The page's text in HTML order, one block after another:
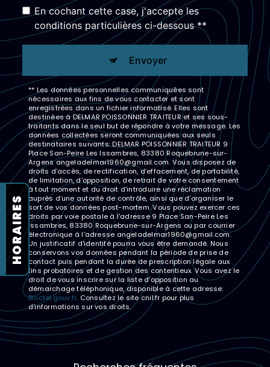
HORAIRES
En cochant cette case, j'accepte les
conditions particulières ci-dessous **
Envoyer
** Les données personnelles communiquées sont
nécessaires aux fins de vous contacter et sont
enregistrées dans un fichier informatisé. Elles sont
destinées à DELMAR POISSONNIER TRAITEUR et ses sous-
traitants dans le seul but de répondre à votre message. Les
données collectées seront communiquées aux seuls
destinataires suivants: DELMAR POISSONNIER TRAITEUR 9
Place San-Peïre Les Issambres, 83380 Roquebrune-sur-
Argens angeladelmar1960@gmail.com. Vous disposez de
droits d’accès, de rectification, d’effacement, de portabilité,
de limitation, d’opposition, de retrait de votre consentement
à tout moment et du droit d’introduire une réclamation
auprès d’une autorité de contrôle, ainsi que d’organiser le
sort de vos données post-mortem. Vous pouvez exercer ces
droits par voie postale à l'adresse 9 Place San-Peïre Les
Issambres, 83380 Roquebrune-sur-Argens ou par courrier
électronique à l'adresse angeladelmar1960@gmail.com.
Un justificatif d'identité pourra vous être demandé. Nous
conservons vos données pendant la période de prise de
contact puis pendant la durée de prescription légale aux
fins probatoires et de gestion des contentieux. Vous avez le
droit de vous inscrire sur la liste d'opposition au
démarchage téléphonique, disponible à cette adresse:
Bloctel.gouv.fr. Consultez le site cnil.fr pour plus
d’informations sur vos droits.